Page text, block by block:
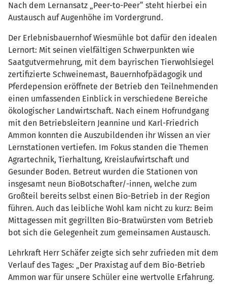
Nach dem Lernansatz „Peer-to-Peer“ steht hierbei ein
Austausch auf Augenhöhe im Vordergrund.
Der Erlebnisbauernhof Wiesmühle bot dafür den idealen
Lernort: Mit seinen vielfältigen Schwerpunkten wie
Saatgutvermehrung, mit dem bayrischen Tierwohlsiegel
zertifizierte Schweinemast, Bauernhofpädagogik und
Pferdepension eröffnete der Betrieb den Teilnehmenden
einen umfassenden Einblick in verschiedene Bereiche
ökologischer Landwirtschaft. Nach einem Hofrundgang
mit den Betriebsleitern Jeannine und Karl-Friedrich
Ammon konnten die Auszubildenden ihr Wissen an vier
Lernstationen vertiefen. Im Fokus standen die Themen
Agrartechnik, Tierhaltung, Kreislaufwirtschaft und
Gesunder Boden. Betreut wurden die Stationen von
insgesamt neun BioBotschafter/-innen, welche zum
Großteil bereits selbst einen Bio-Betrieb in der Region
führen. Auch das leibliche Wohl kam nicht zu kurz: Beim
Mittagessen mit gegrillten Bio-Bratwürsten vom Betrieb
bot sich die Gelegenheit zum gemeinsamen Austausch.
Lehrkraft Herr Schäfer zeigte sich sehr zufrieden mit dem
Verlauf des Tages: „Der Praxistag auf dem Bio-Betrieb
Ammon war für unsere Schüler eine wertvolle Erfahrung.